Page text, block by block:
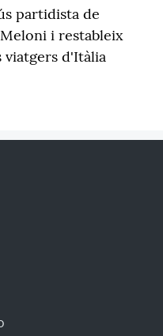
partidista de
i restableix
d'Itàlia